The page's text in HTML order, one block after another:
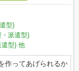
型)
派遣型)
遣型) 他
作ってあげられるか